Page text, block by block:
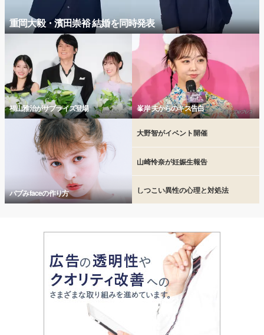
重岡大毅・濱田崇裕 結婚を同時発表
福山雅治がサプライズ登場 峯岸 夫からのキス告白
バブみfaceの作り方
大野智がイベント開催
山崎怜奈が妊娠生報告
しつこい異性の心理と対処法